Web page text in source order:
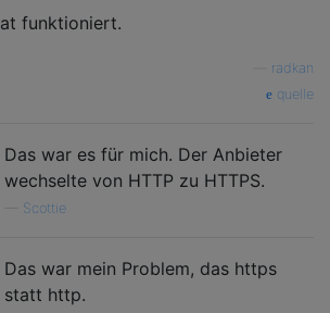
funktioniert.
radkan
quelle
Das war es für mich. Der Anbieter
wechselte von HTTP zu HTTPS.
Scottie
Das war mein Problem, das https
statt http.